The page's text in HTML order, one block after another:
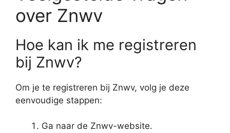
over Znwv
Hoe kan ik me registreren
bij Znwv?
Om je te registreren bij Znwv, volg je deze
eenvoudige stappen:
Ga naar de Znwv-website.